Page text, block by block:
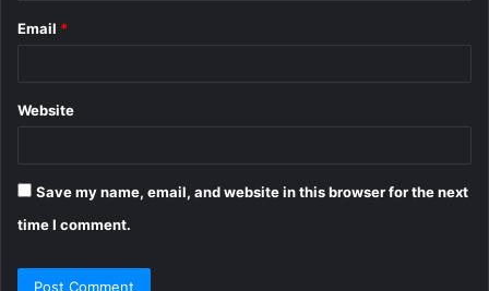
Email *
Website
Save my name, email, and website in this browser for the next
time I comment.